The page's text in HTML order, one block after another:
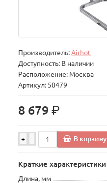
Производитель:Airhot
Доступность: В наличии
Расположение: Москва
Артикул: 50479
8 679р.
+ - В корзину
Краткие характеристики
Длина, мм